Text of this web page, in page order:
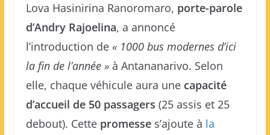
Lova Hasinirina Ranoromaro, porte-parole
d’Andry Rajoelina, a annoncé
l’introduction de « 1000 bus modernes d’ici
la fin de l’année » à Antananarivo. Selon
elle, chaque véhicule aura une capacité
d’accueil de 50 passagers (25 assis et 25
debout). Cette promesses’ajoute à la